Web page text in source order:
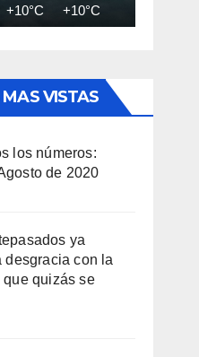
+10°C +10°C
VISTAS
los números:
de 2020
ya
desgracia con la
que quizás se